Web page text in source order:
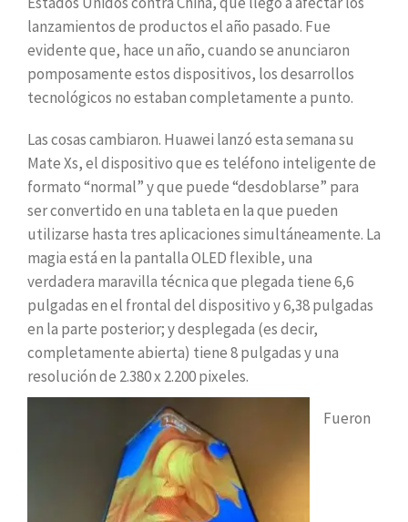
lanzamientos de productos el año pasado. Fue
evidente que, hace un año, cuando se anunciaron
pomposamente estos dispositivos, los desarrollos
tecnológicos no estaban completamente a punto.
Las cosas cambiaron. Huawei lanzó esta semana su
Mate Xs, el dispositivo que es teléfono inteligente de
formato “normal” y que puede “desdoblarse” para
ser convertido en una tableta en la que pueden
utilizarse hasta tres aplicaciones simultáneamente. La
magia está en la pantalla OLED flexible, una
verdadera maravilla técnica que plegada tiene 6,6
pulgadas en el frontal del dispositivo y 6,38 pulgadas
en la parte posterior; y desplegada (es decir,
completamente abierta) tiene 8 pulgadas y una
resolución de 2.380 x 2.200 pixeles.
Fueron